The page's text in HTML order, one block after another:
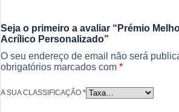
Seja o primeiro a avaliar “Prémio
Acrílico Personalizado”
O seu endereço de email não será
obrigatórios marcados com *
A SUA CLASSIFICAÇÃO *